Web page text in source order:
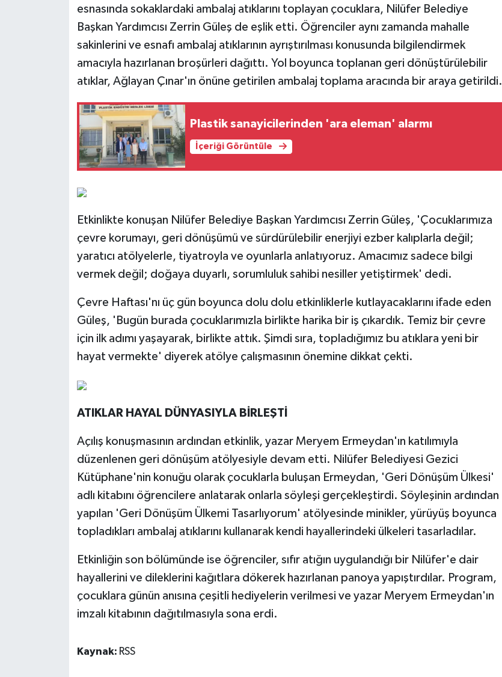
esnasında sokaklardaki ambalaj atıklarını toplayan çocuklara, Nilüfer Belediye
Başkan Yardımcısı Zerrin Güleş de eşlik etti. Öğrenciler aynı zamanda mahalle
sakinlerini ve esnafı ambalaj atıklarının ayrıştırılması konusunda bilgilendirmek
amacıyla hazırlanan broşürleri dağıttı. Yol boyunca toplanan geri dönüştürülebilir
atıklar, Ağlayan Çınar'ın önüne getirilen ambalaj toplama aracında bir araya getirildi.
Plastik sanayicilerinden 'ara eleman' alarmı
İçeriği Görüntüle
Etkinlikte konuşan Nilüfer Belediye Başkan Yardımcısı Zerrin Güleş, 'Çocuklarımıza
çevre korumayı, geri dönüşümü ve sürdürülebilir enerjiyi ezber kalıplarla değil;
yaratıcı atölyelerle, tiyatroyla ve oyunlarla anlatıyoruz. Amacımız sadece bilgi
vermek değil; doğaya duyarlı, sorumluluk sahibi nesiller yetiştirmek' dedi.
Çevre Haftası'nı üç gün boyunca dolu dolu etkinliklerle kutlayacaklarını ifade eden
Güleş, 'Bugün burada çocuklarımızla birlikte harika bir iş çıkardık. Temiz bir çevre
için ilk adımı yaşayarak, birlikte attık. Şimdi sıra, topladığımız bu atıklara yeni bir
hayat vermekte' diyerek atölye çalışmasının önemine dikkat çekti.
ATIKLAR HAYAL DÜNYASIYLA BİRLEŞTİ
Açılış konuşmasının ardından etkinlik, yazar Meryem Ermeydan'ın katılımıyla
düzenlenen geri dönüşüm atölyesiyle devam etti. Nilüfer Belediyesi Gezici
Kütüphane'nin konuğu olarak çocuklarla buluşan Ermeydan, 'Geri Dönüşüm Ülkesi'
adlı kitabını öğrencilere anlatarak onlarla söyleşi gerçekleştirdi. Söyleşinin ardından
yapılan 'Geri Dönüşüm Ülkemi Tasarlıyorum' atölyesinde minikler, yürüyüş boyunca
topladıkları ambalaj atıklarını kullanarak kendi hayallerindeki ülkeleri tasarladılar.
Etkinliğin son bölümünde ise öğrenciler, sıfır atığın uygulandığı bir Nilüfer'e dair
hayallerini ve dileklerini kağıtlara dökerek hazırlanan panoya yapıştırdılar. Program,
çocuklara günün anısına çeşitli hediyelerin verilmesi ve yazar Meryem Ermeydan'ın
imzalı kitabının dağıtılmasıyla sona erdi.
Kaynak: RSS